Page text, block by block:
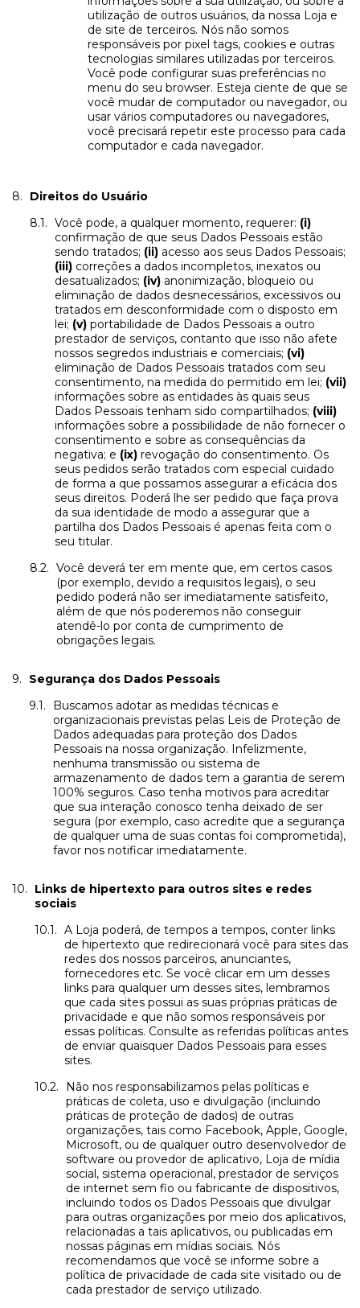
utilização de outros usuários, da nossa Loja e
de site de terceiros. Nós não somos
responsáveis por pixel tags, cookies e outras
tecnologias similares utilizadas por terceiros.
Você pode configurar suas preferências no
menu do seu browser. Esteja ciente de que se
você mudar de computador ou navegador, ou
usar vários computadores ou navegadores,
você precisará repetir este processo para cada
computador e cada navegador.
Direitos do Usuário
Você pode, a qualquer momento, requerer: (i)
confirmação de que seus Dados Pessoais estão
sendo tratados; (ii) acesso aos seus Dados Pessoais;
(iii) correções a dados incompletos, inexatos ou
desatualizados; (iv) anonimização, bloqueio ou
eliminação de dados desnecessários, excessivos ou
tratados em desconformidade com o disposto em
lei; (v) portabilidade de Dados Pessoais a outro
prestador de serviços, contanto que isso não afete
nossos segredos industriais e comerciais; (vi)
eliminação de Dados Pessoais tratados com seu
consentimento, na medida do permitido em lei; (vii)
informações sobre as entidades às quais seus
Dados Pessoais tenham sido compartilhados; (viii)
informações sobre a possibilidade de não fornecer o
consentimento e sobre as consequências da
negativa; e (ix) revogação do consentimento. Os
seus pedidos serão tratados com especial cuidado
de forma a que possamos assegurar a eficácia dos
seus direitos. Poderá lhe ser pedido que faça prova
da sua identidade de modo a assegurar que a
partilha dos Dados Pessoais é apenas feita com o
seu titular.
Você deverá ter em mente que, em certos casos
(por exemplo, devido a requisitos legais), o seu
pedido poderá não ser imediatamente satisfeito,
além de que nós poderemos não conseguir
atendê-lo por conta de cumprimento de
obrigações legais.
Segurança dos Dados Pessoais
Buscamos adotar as medidas técnicas e
organizacionais previstas pelas Leis de Proteção de
Dados adequadas para proteção dos Dados
Pessoais na nossa organização. Infelizmente,
nenhuma transmissão ou sistema de
armazenamento de dados tem a garantia de serem
100% seguros. Caso tenha motivos para acreditar
que sua interação conosco tenha deixado de ser
segura (por exemplo, caso acredite que a segurança
de qualquer uma de suas contas foi comprometida),
favor nos notificar imediatamente.
Links de hipertexto para outros sites e redes
sociais
A Loja poderá, de tempos a tempos, conter links
de hipertexto que redirecionará você para sites das
redes dos nossos parceiros, anunciantes,
fornecedores etc. Se você clicar em um desses
links para qualquer um desses sites, lembramos
que cada sites possui as suas próprias práticas de
privacidade e que não somos responsáveis por
essas políticas. Consulte as referidas políticas antes
de enviar quaisquer Dados Pessoais para esses
sites.
Não nos responsabilizamos pelas políticas e
práticas de coleta, uso e divulgação (incluindo
práticas de proteção de dados) de outras
organizações, tais como Facebook, Apple, Google,
Microsoft, ou de qualquer outro desenvolvedor de
software ou provedor de aplicativo, Loja de mídia
social, sistema operacional, prestador de serviços
de internet sem fio ou fabricante de dispositivos,
incluindo todos os Dados Pessoais que divulgar
para outras organizações por meio dos aplicativos,
relacionadas a tais aplicativos, ou publicadas em
nossas páginas em mídias sociais. Nós
recomendamos que você se informe sobre a
política de privacidade de cada site visitado ou de
cada prestador de serviço utilizado.